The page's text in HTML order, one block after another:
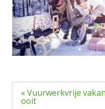
Bericht
navigatie
« Vuurwerkvrije
ooit